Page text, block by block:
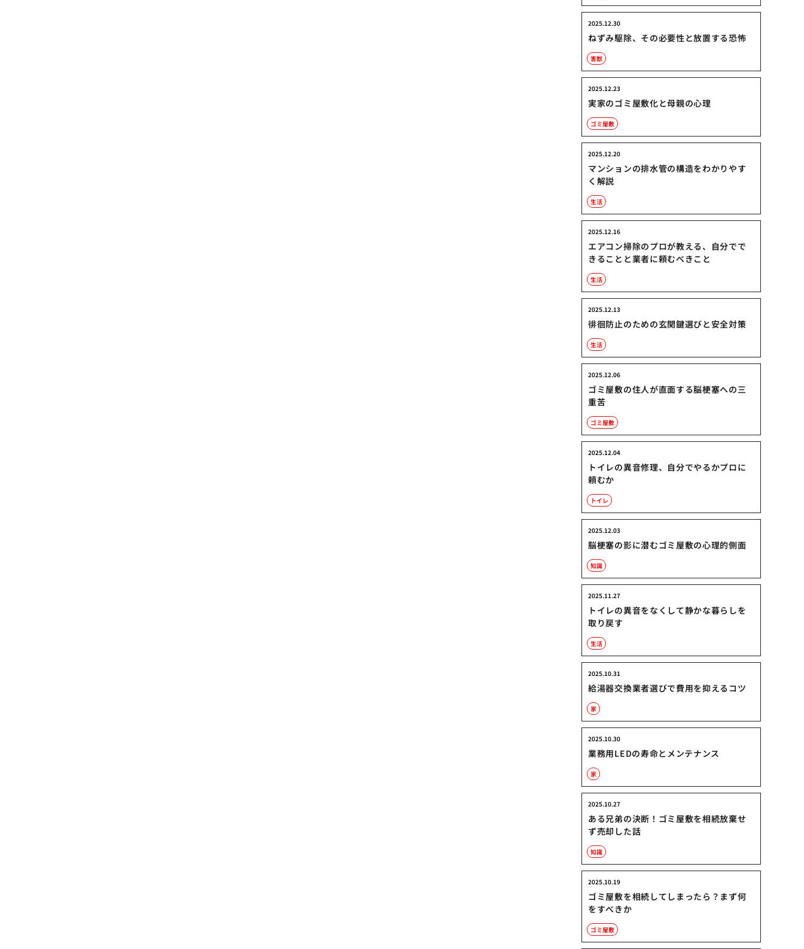
ねずみ駆除、その必要性と放置する恐怖
2025.12.30
害獣
実家のゴミ屋敷化と母親の心理
2025.12.23
ゴミ屋敷
マンションの排水管の構造をわかりやす
く解説
2025.12.20
生活
エアコン掃除のプロが教える、自分でで
きることと業者に頼むべきこと
2025.12.16
生活
徘徊防止のための玄関鍵選びと安全対策
2025.12.13
生活
ゴミ屋敷の住人が直面する脳梗塞への三
重苦
2025.12.06
ゴミ屋敷
トイレの異音修理、自分でやるかプロに
頼むか
2025.12.04
トイレ
脳梗塞の影に潜むゴミ屋敷の心理的側面
2025.12.03
知識
トイレの異音をなくして静かな暮らしを
取り戻す
2025.11.27
生活
給湯器交換業者選びで費用を抑えるコツ
2025.10.31
家
業務用LEDの寿命とメンテナンス
2025.10.30
家
ある兄弟の決断！ゴミ屋敷を相続放棄せ
ず売却した話
2025.10.27
知識
ゴミ屋敷を相続してしまったら？まず何
をすべきか
2025.10.19
ゴミ屋敷